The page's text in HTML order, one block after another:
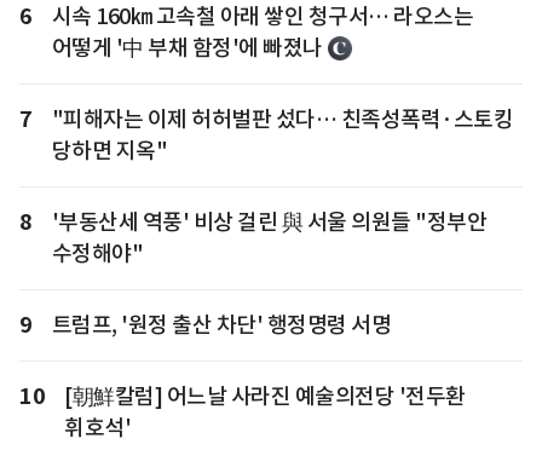
6
시속 160㎞ 고속철 아래 쌓인 청구서… 라오스는
어떻게 '中 부채 함정'에 빠졌나
7
"피해자는 이제 허허벌판 섰다… 친족성폭력·스토킹
당하면 지옥"
8
'부동산세 역풍' 비상 걸린 與 서울 의원들 "정부안
수정해야"
9 트럼프, '원정 출산 차단' 행정명령 서명
10
[朝鮮칼럼] 어느날 사라진 예술의전당 '전두환
휘호석'